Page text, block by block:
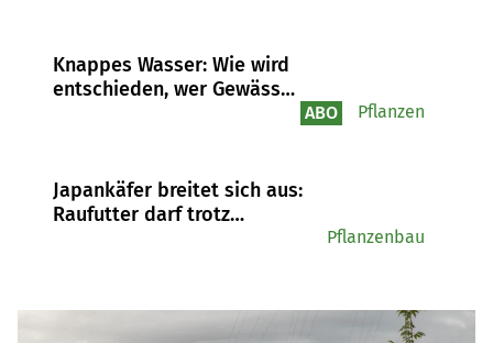
Knappes Wasser: Wie wird
entschieden, wer Gewässer
ABO Pflanzen
Japankäfer breitet sich aus:
Raufutter darf trotz
Pflanzenbau